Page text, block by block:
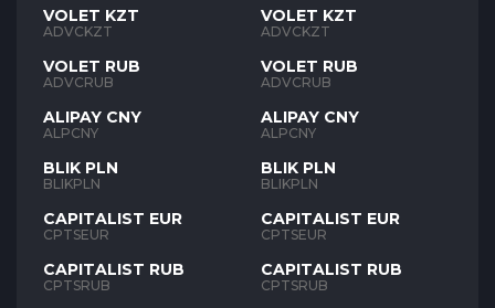
VOLET KZT
ADVCKZT
VOLET RUB
ADVCRUB
ALIPAY CNY
ALPCNY
BLIK PLN
BLIKPLN
CAPITALIST EUR
CPTSEUR
CAPITALIST RUB
CPTSRUB
VOLET KZT
ADVCKZT
VOLET RUB
ADVCRUB
ALIPAY CNY
ALPCNY
BLIK PLN
BLIKPLN
CAPITALIST EUR
CPTSEUR
CAPITALIST RUB
CPTSRUB